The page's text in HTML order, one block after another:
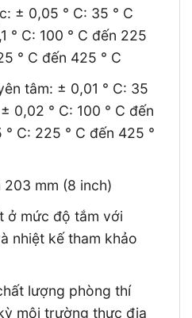
± 0,05 ° C: 35 ° C
° C: 100 ° C đến 225
° C đến 425 ° C
tâm: ± 0,01 ° C: 35
0,02 ° C: 100 ° C đến
C: 225 ° C đến 425 °
mm (8 inch)
ở mức độ tắm với
nhiệt kế tham khảo
lượng phòng thí
môi trường thực địa